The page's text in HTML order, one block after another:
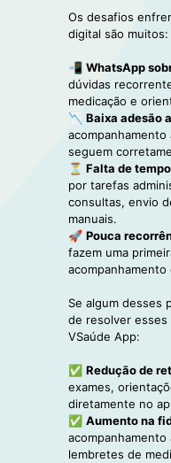
Os desafios
digital são muitos:
📲WhatsApp
dúvidas
medicação e
📉Baixa adesão
seguem
⏳Falta de tempo
por tarefas
consultas, envio
manuais.
🚀Pouca
fazem uma
Se algum desses
de resolver
VSaúde App:
✅Redução de
exames,
diretamente no
✅Aumento na
lembretes de